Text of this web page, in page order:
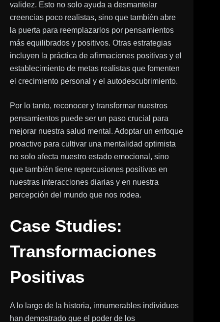
validez. Esto no solo ayuda a desmantelar
creencias poco realistas, sino que también abre
la puerta para reemplazarlos por pensamientos
más equilibrados y positivos. Otras estrategias
incluyen la práctica de afirmaciones positivas y el
establecimiento de metas realistas que fomenten
el crecimiento personal y el autodescubrimiento.
Por lo tanto, reconocer y transformar nuestros
pensamientos puede ser un paso crucial para
mejorar nuestra salud mental. Adoptar un enfoque
proactivo para cultivar una mentalidad optimista
no solo afecta nuestro estado emocional, sino
que también tiene repercusiones positivas en
nuestras interacciones diarias y en nuestra
percepción del mundo que nos rodea.
Case Studies:
Transformaciones
Positivas
A lo largo de la historia, innumerables individuos
han demostrado que el poder de los